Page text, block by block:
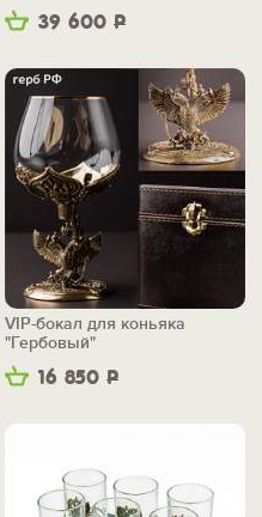
39 600 Р
16 850 Р
VIP-бокал для коньяка
"Гербовый"